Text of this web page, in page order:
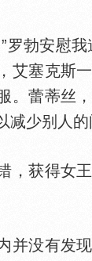
勃安慰我
艾塞克斯
。蕾蒂丝
减少别人的
获得女王
并没有发